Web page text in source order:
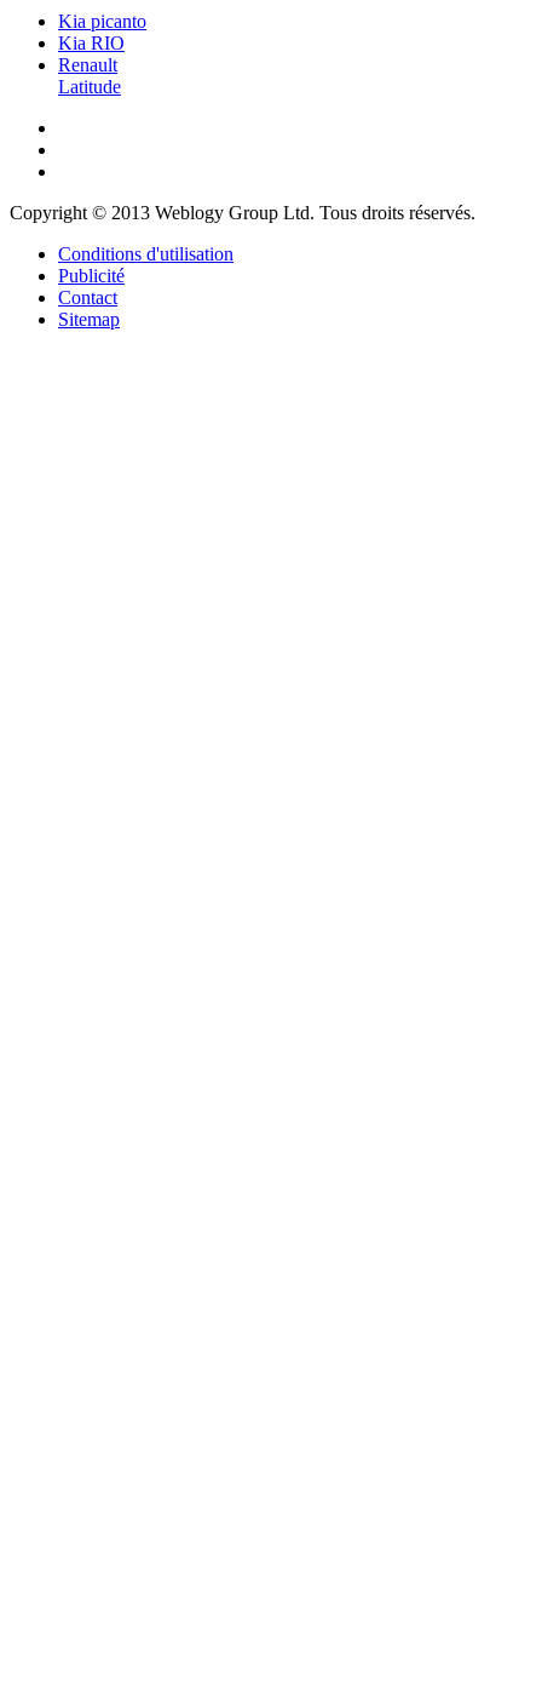
Kia picanto
Kia RIO
Renault
Latitude
Copyright © 2013 Weblogy Group Ltd. Tous droits réservés.
Conditions d'utilisation
Publicité
Contact
Sitemap